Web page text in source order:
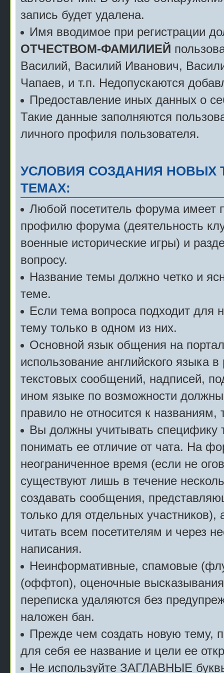
запись будет удалена.
Имя вводимое при регистрации
ОТЧЕСТВОМ-ФАМИЛИЕЙ
Василий, Василий Иванович,
Чапаев, и т.п. Недопускаются
Предоставление иных данных о
Такие данные заполняются
личного профиля пользователя.
УСЛОВИЯ СОЗДАНИЯ НОВЫХ
ТЕМАХ:
Любой посетитель форума имеет
профилю форума (деятельность
военные исторические игры) и
вопросу.
Название темы должно четко и
теме.
Если тема вопроса подходит для
тему только в одном из них.
Основной язык общения на
использование английского языка
текстовых сообщений, надписей,
ином языке по возможности
правило не относится к
Вы должны учитывать
понимать ее отличие от чата. На
неограниченное время (если не
существуют лишь в течение
создавать сообщения,
только для отдельных
читать всем посетителям и через
написания.
Неинформативные, спамовые
(оффтоп), оценочные
переписка удаляются без
наложен бан.
Прежде чем создать новую тему,
для себя ее название и цели ее
Не используйте ЗАГЛАВНЫЕ